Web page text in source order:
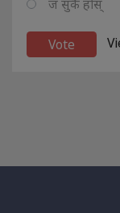
ज सुकै होस्